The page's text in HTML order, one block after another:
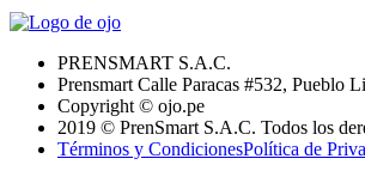
PRENSMART S.A.C.
Prensmart Calle Paracas #532, Pueblo
Copyright © ojo.pe
2019 © PrenSmart S.A.C. Todos los
Términos y CondicionesPolítica de